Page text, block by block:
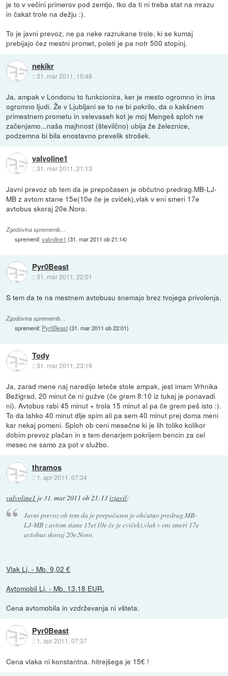
je to v večini primerov pod zemljo, tko da ti ni treba stat na mrazu
in čakat trole na dežju :).
To je javni prevoz, ne pa neke razrukane trole, ki se kumaj
prebijajo čez mestni promet, poleti je pa notr 500 stopinj.
nekikr
::31. mar 2011, 15:48
Ja, ampak v Londonu to funkcionira, ker je mesto ogromno in ima
ogromno ljudi. Že v Ljubljani se to ne bi pokrilo, da o kakšnem
primestnem prometu in velevaseh kot je moj Mengeš sploh ne
začenjamo...naša majhnost (številčno) ubija že železnice,
podzemna bi bila enostavno prevelik strošek.
valvoline1
::31. mar 2011, 21:13
Javni prevoz ob tem da je prepočasen je občutno predrag.MB-LJ-
MB z avtom stane 15e(10e če je cviček),vlak v eni smeri 17e
avtobus skoraj 20e.Noro.
Zgodovina sprememb…
spremenil:valvoline1 (31. mar 2011 ob 21:14)
Pyr0Beast
::31. mar 2011, 22:01
S tem da te na mestnem avtobusu snemajo brez tvojega privolenja.
Zgodovina sprememb…
spremenil: Pyr0Beast(31. mar 2011 ob 22:01)
Tody
::31. mar 2011, 23:19
Ja, zarad mene naj naredijo leteče stole ampak, jest imam Vrhnika
Bežigrad, 20 minut če ni gužve (če grem 8:10 iz tukaj je ponavadi
ni). Avtobus rabi 45 minut + trola 15 minut al pa če grem peš isto :).
To da lahko 40 minut dlje spim ali pa sem 40 minut prej doma meni
kar nekaj pomeni. Sploh ob ceni mesečne ki je lih toliko kolikor
dobim prevoz plačan in s tem denarjem pokrijem bencin za cel
mesec ne samo za pot v službo.
thramos
:: 1. apr 2011, 07:34
valvoline1 je31. mar 2011 ob 21:13izjavil:
Javni prevoz ob tem da je prepočasen je občutno predrag.MB-
LJ-MB z avtom stane 15e(10e če je cviček),vlak v eni smeri 17e
avtobus skoraj 20e.Noro.
Vlak Lj. - Mb. 9,02 €
Avtomobil Lj. - Mb. 13.18 EUR.
Cena avtomobila in vzdrževanja ni všteta.
Pyr0Beast
:: 1. apr 2011, 07:37
Cena vlaka ni konstantna. hitrejšega je 15€ !